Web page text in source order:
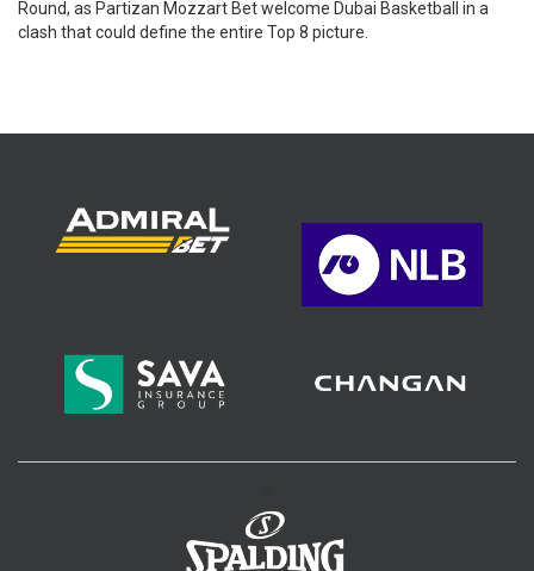
Round, as Partizan Mozzart Bet welcome Dubai Basketball in a
clash that could define the entire Top 8 picture.